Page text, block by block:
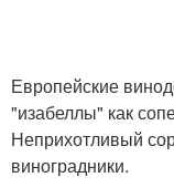
Европейские
"изабеллы" как
Неприхотливый
виноградники.